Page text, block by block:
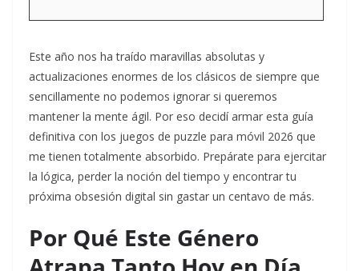
Este año nos ha traído maravillas absolutas y
actualizaciones enormes de los clásicos de siempre que
sencillamente no podemos ignorar si queremos
mantener la mente ágil. Por eso decidí armar esta guía
definitiva con los juegos de puzzle para móvil 2026 que
me tienen totalmente absorbido. Prepárate para ejercitar
la lógica, perder la noción del tiempo y encontrar tu
próxima obsesión digital sin gastar un centavo de más.
Por Qué Este Género